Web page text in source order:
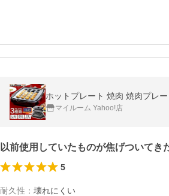
ホットプレート 焼肉 焼肉プレ
マイルーム Yahoo!店
以前使用していたものが焦げついてき
5
耐久性 ： 壊れにくい